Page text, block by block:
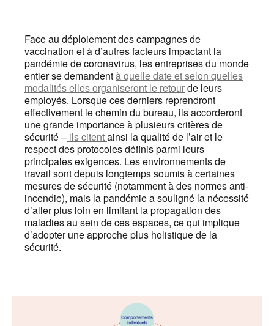
Face au déploiement des campagnes de
vaccination et à d’autres facteurs impactant la
pandémie de coronavirus, les entreprises du monde
entier se demandentà quelle date et selon quelles
modalités elles organiseront le retourde leurs
employés. Lorsque ces derniers reprendront
effectivement le chemin du bureau, ils accorderont
une grande importance à plusieurs critères de
sécurité – ils citentainsi la qualité de l’air et le
respect des protocoles définis parmi leurs
principales exigences. Les environnements de
travail sont depuis longtemps soumis à certaines
mesures de sécurité (notamment à des normes anti-
incendie), mais la pandémie a souligné la nécessité
d’aller plus loin en limitant la propagation des
maladies au sein de ces espaces, ce qui implique
d’adopter une approche plus holistique de la
sécurité.